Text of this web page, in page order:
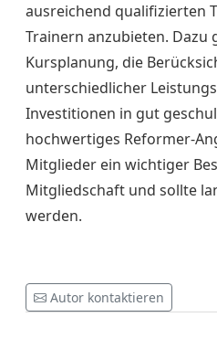
ausreichend qualifizierten
Trainern anzubieten. Dazu
Kursplanung, die
unterschiedlicher
Investitionen in gut
hochwertiges Reformer-
Mitglieder ein wichtiger
Mitgliedschaft und sollte
werden.
Autor kontaktieren